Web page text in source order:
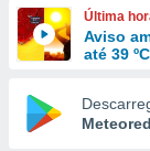
e
forma
digital
Última
Aviso
até 39